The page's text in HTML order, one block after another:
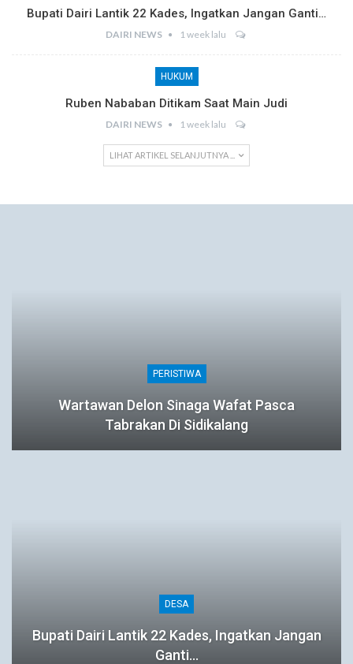
Bupati Dairi Lantik 22 Kades, Ingatkan Jangan Ganti…
DAIRI NEWS 1 week lalu
HUKUM
Ruben Nababan Ditikam Saat Main Judi
DAIRI NEWS 1 week lalu
LIHAT ARTIKEL SELANJUTNYA ...
PERISTIWA
Wartawan Delon Sinaga Wafat Pasca
Tabrakan Di Sidikalang
DESA
Bupati Dairi Lantik 22 Kades, Ingatkan Jangan
Ganti…